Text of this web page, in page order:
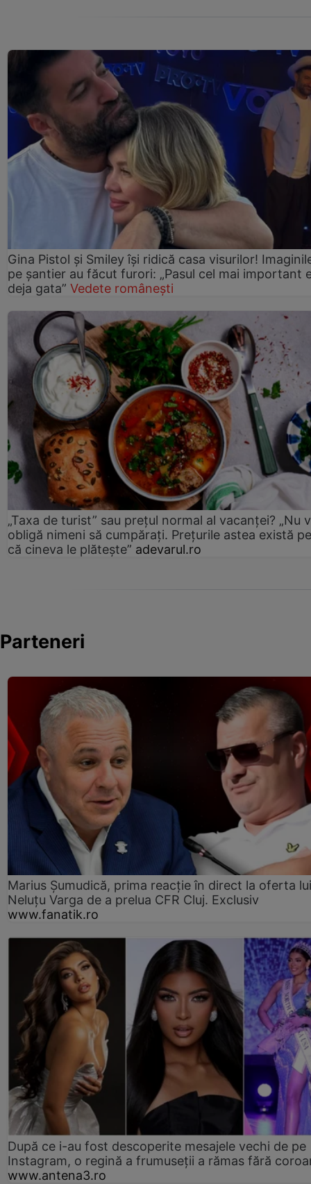
Gina Pistol și Smiley își ridică casa visurilor!
pe șantier au făcut furori: „Pasul cel mai important
deja gata” Vedete românești
„Taxa de turist” sau prețul normal al vacanței? „Nu
obligă nimeni să cumpărați. Prețurile astea există
că cineva le plătește” adevarul.ro
Parteneri
Marius Șumudică, prima reacție în direct la oferta lui
Neluțu Varga de a prelua CFR Cluj. Exclusiv
www.fanatik.ro
După ce i-au fost descoperite mesajele vechi de pe
Instagram, o regină a frumuseții a rămas fără
www.antena3.ro